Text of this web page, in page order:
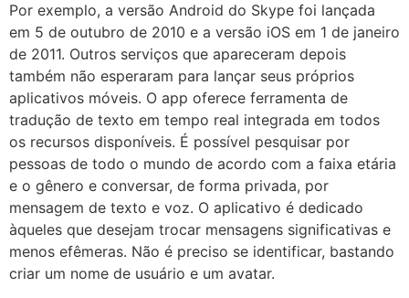
Por exemplo, a versão Android do Skype foi lançada
em 5 de outubro de 2010 e a versão iOS em 1 de janeiro
de 2011. Outros serviços que apareceram depois
também não esperaram para lançar seus próprios
aplicativos móveis. O app oferece ferramenta de
tradução de texto em tempo real integrada em todos
os recursos disponíveis. É possível pesquisar por
pessoas de todo o mundo de acordo com a faixa etária
e o gênero e conversar, de forma privada, por
mensagem de texto e voz. O aplicativo é dedicado
àqueles que desejam trocar mensagens significativas e
menos efêmeras. Não é preciso se identificar, bastando
criar um nome de usuário e um avatar.